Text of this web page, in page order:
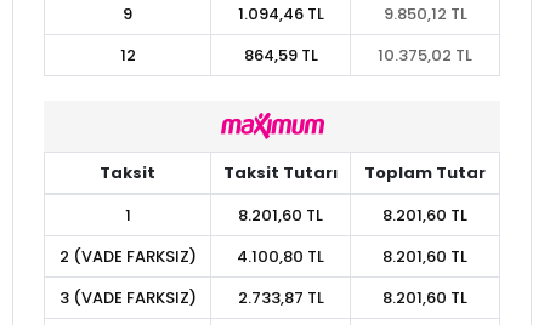
9
1.094,46 TL
9.850,12 TL
12
864,59 TL 10.375,02 TL
Taksit Taksit Tutarı
Toplam Tutar
1
8.201,60 TL
8.201,60 TL
2 (VADE FARKSIZ)
4.100,80 TL
8.201,60 TL
3 (VADE FARKSIZ)
2.733,87 TL
8.201,60 TL